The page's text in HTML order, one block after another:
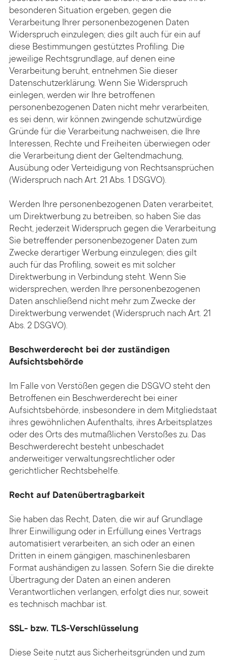
besonderen Situation ergeben, gegen die
Verarbeitung Ihrer personenbezogenen Daten
Widerspruch einzulegen; dies gilt auch für ein auf
diese Bestimmungen gestütztes Profiling. Die
jeweilige Rechtsgrundlage, auf denen eine
Verarbeitung beruht, entnehmen Sie dieser
Datenschutzerklärung. Wenn Sie Widerspruch
einlegen, werden wir Ihre betroffenen
personenbezogenen Daten nicht mehr verarbeiten,
es sei denn, wir können zwingende schutzwürdige
Gründe für die Verarbeitung nachweisen, die Ihre
Interessen, Rechte und Freiheiten überwiegen oder
die Verarbeitung dient der Geltendmachung,
Ausübung oder Verteidigung von Rechtsansprüchen
(Widerspruch nach Art. 21 Abs. 1 DSGVO).
Werden Ihre personenbezogenen Daten verarbeitet,
um Direktwerbung zu betreiben, so haben Sie das
Recht, jederzeit Widerspruch gegen die Verarbeitung
Sie betreffender personenbezogener Daten zum
Zwecke derartiger Werbung einzulegen; dies gilt
auch für das Profiling, soweit es mit solcher
Direktwerbung in Verbindung steht. Wenn Sie
widersprechen, werden Ihre personenbezogenen
Daten anschließend nicht mehr zum Zwecke der
Direktwerbung verwendet (Widerspruch nach Art. 21
Abs. 2 DSGVO).
Beschwerderecht bei der zuständigen
Aufsichtsbehörde
Im Falle von Verstößen gegen die DSGVO steht den
Betroffenen ein Beschwerderecht bei einer
Aufsichtsbehörde, insbesondere in dem Mitgliedstaat
ihres gewöhnlichen Aufenthalts, ihres Arbeitsplatzes
oder des Orts des mutmaßlichen Verstoßes zu. Das
Beschwerderecht besteht unbeschadet
anderweitiger verwaltungsrechtlicher oder
gerichtlicher Rechtsbehelfe.
Recht auf Datenübertragbarkeit
Sie haben das Recht, Daten, die wir auf Grundlage
Ihrer Einwilligung oder in Erfüllung eines Vertrags
automatisiert verarbeiten, an sich oder an einen
Dritten in einem gängigen, maschinenlesbaren
Format aushändigen zu lassen. Sofern Sie die direkte
Übertragung der Daten an einen anderen
Verantwortlichen verlangen, erfolgt dies nur, soweit
es technisch machbar ist.
SSL- bzw. TLS-Verschlüsselung
Diese Seite nutzt aus Sicherheitsgründen und zum